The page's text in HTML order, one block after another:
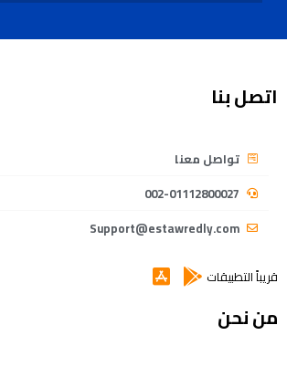
اتصل بنا
تواصل معنا
002-01112800027
Support@estawredly.com
قريباً التطبيقات
من نحن